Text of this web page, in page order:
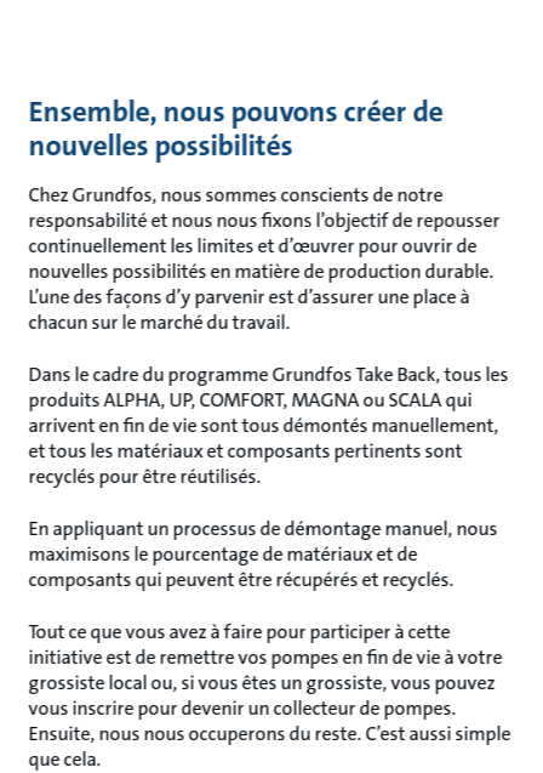
Ensemble, nous pouvons créer de
nouvelles possibilités
Chez Grundfos, nous sommes conscients de notre
responsabilité et nous nous fixons l’objectif de repousser
continuellement les limites et d’œuvrer pour ouvrir de
nouvelles possibilités en matière de production durable.
L’une des façons d’y parvenir est d’assurer une place à
chacun sur le marché du travail.
Dans le cadre du programme Grundfos Take Back, tous les
produits ALPHA, UP, COMFORT, MAGNA ou SCALA qui
arrivent en fin de vie sont tous démontés manuellement,
et tous les matériaux et composants pertinents sont
recyclés pour être réutilisés.
En appliquant un processus de démontage manuel, nous
maximisons le pourcentage de matériaux et de
composants qui peuvent être récupérés et recyclés.
Tout ce que vous avez à faire pour participer à cette
initiative est de remettre vos pompes en fin de vie à votre
grossiste local ou, si vous êtes un grossiste, vous pouvez
vous inscrire pour devenir un collecteur de pompes.
Ensuite, nous nous occuperons du reste. C’est aussi simple
que cela.